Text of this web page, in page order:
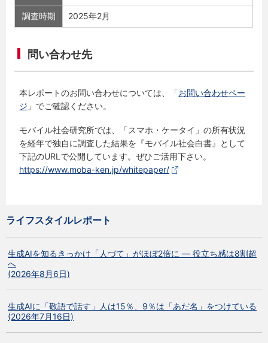
調査時期 2025年2月
問い合わせ先
本レポートのお問い合わせについては、「お問い合わせペー
ジ 」でご確認ください。
モバイル社会研究所では、「スマホ・ケータイ」の所有状況
を経年で独自に調査した結果を『モバイル社会白書』として
下記のURLで公開しています。ぜひご活用下さい。
https://www.moba-ken.jp/whitepaper/
ライフスタイルレポート
生成AIを知るきっかけ「人づて」がほぼ2倍に ― 役立ち感は8割超
へ
(2026年8月6日)
生成AIに「敬語で話す」人は15％、9％は「あだ名」をつけている
(2026年7月16日)